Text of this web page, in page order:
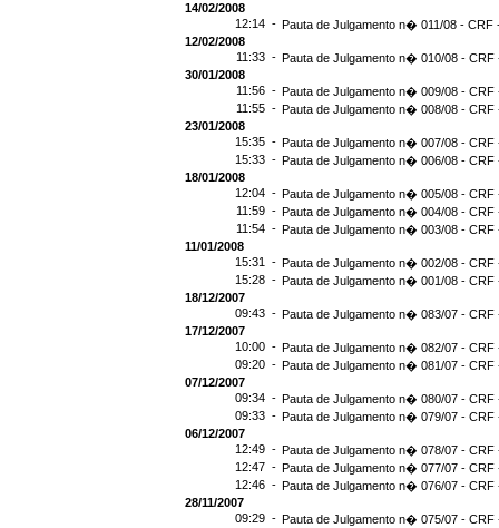
14/02/2008
12:14 - Pauta de Julgamento n� 011/08 - CRF
12/02/2008
11:33 - Pauta de Julgamento n� 010/08 - CRF
30/01/2008
11:56 - Pauta de Julgamento n� 009/08 - CRF
11:55 - Pauta de Julgamento n� 008/08 - CRF
23/01/2008
15:35 - Pauta de Julgamento n� 007/08 - CRF
15:33 - Pauta de Julgamento n� 006/08 - CRF
18/01/2008
12:04 - Pauta de Julgamento n� 005/08 - CRF
11:59 - Pauta de Julgamento n� 004/08 - CRF
11:54 - Pauta de Julgamento n� 003/08 - CRF
11/01/2008
15:31 - Pauta de Julgamento n� 002/08 - CRF
15:28 - Pauta de Julgamento n� 001/08 - CRF
18/12/2007
09:43 - Pauta de Julgamento n� 083/07 - CRF
17/12/2007
10:00 - Pauta de Julgamento n� 082/07 - CRF
09:20 - Pauta de Julgamento n� 081/07 - CRF
07/12/2007
09:34 - Pauta de Julgamento n� 080/07 - CRF
09:33 - Pauta de Julgamento n� 079/07 - CRF
06/12/2007
12:49 - Pauta de Julgamento n� 078/07 - CRF
12:47 - Pauta de Julgamento n� 077/07 - CRF
12:46 - Pauta de Julgamento n� 076/07 - CRF
28/11/2007
09:29 - Pauta de Julgamento n� 075/07 - CRF